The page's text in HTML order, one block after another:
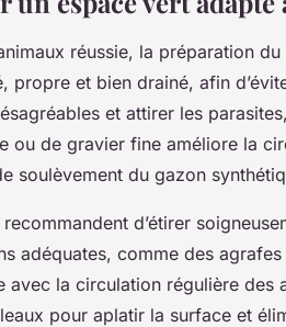
réussie, la préparation
propre et bien drainé, afin
et attirer les
ou de gravier fine améliore la
soulèvement du gazon
d’étirer
adéquates, comme des
avec la circulation régulière des
pour aplatir la surface et